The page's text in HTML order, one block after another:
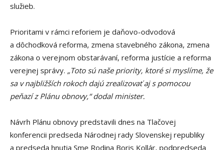
služieb.
Prioritami v rámci reforiem je daňovo-odvodová
a dôchodková reforma, zmena stavebného zákona, zmena
zákona o verejnom obstarávaní, reforma justície a reforma
verejnej správy. „Toto sú naše priority, ktoré si myslíme, že
sa v najbližších rokoch dajú zrealizovať aj s pomocou
peňazí z Plánu obnovy,“ dodal minister.
Návrh Plánu obnovy predstavili dnes na Tlačovej
konferencii predseda Národnej rady Slovenskej republiky
a predseda hnutia Sme Rodina Boris Kollár, podpredseda